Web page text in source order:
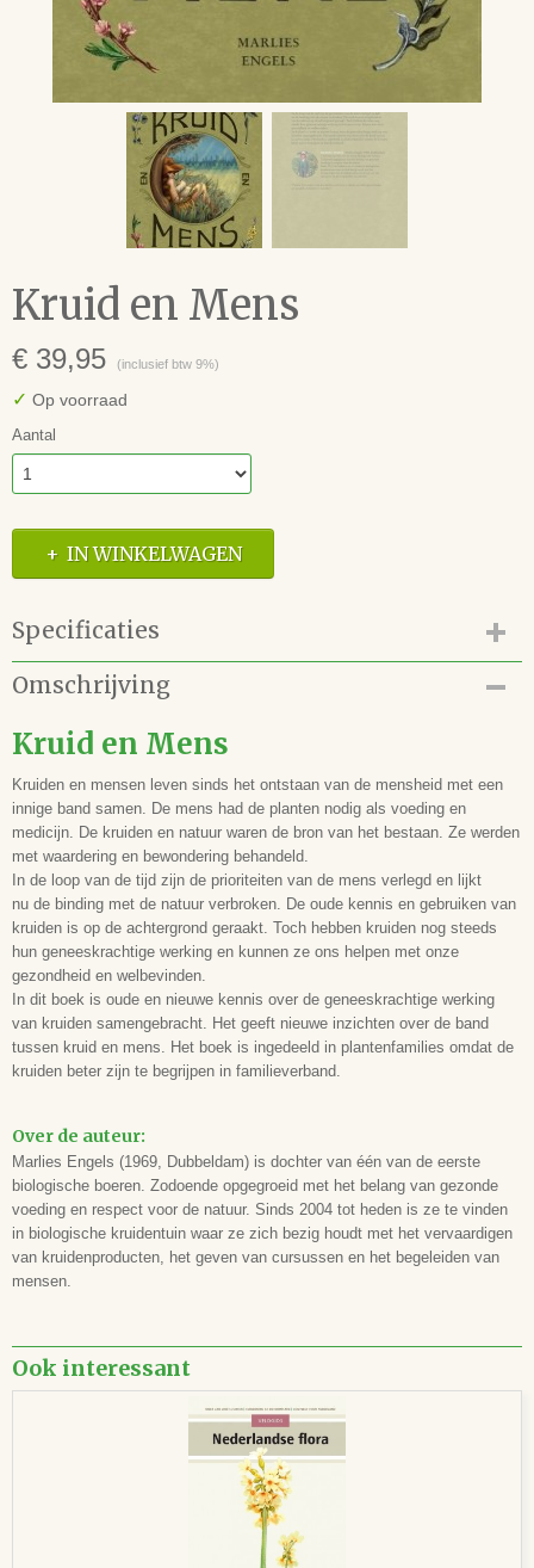
Kruid en Mens
€ 39,95 (inclusief btw 9%)
✓ Op voorraad
Aantal
IN WINKELWAGEN
Specificaties
Productcode
41.191.01
EAN code
9789083200897
Auteur(s)
Marlies Engels
Illustrator(en)
Ilze Links
Vertaling
Uitgever
-
Samenwerking
Druk
4e
Uitvoering
Hardcover, full colour
Formaat
248 x 181 x 41 mm
ISBN
9789083200897
Leeftijd
-
Omschrijving
Kruid en Mens
Kruiden en mensen leven sinds het ontstaan van de mensheid met een
innige band samen. De mens had de planten nodig als voeding en
medicijn. De kruiden en natuur waren de bron van het bestaan. Ze werden
met waardering en bewondering behandeld.
In de loop van de tijd zijn de prioriteiten van de mens verlegd en lijkt
nu de binding met de natuur verbroken. De oude kennis en gebruiken van
kruiden is op de achtergrond geraakt. Toch hebben kruiden nog steeds
hun geneeskrachtige werking en kunnen ze ons helpen met onze
gezondheid en welbevinden.
In dit boek is oude en nieuwe kennis over de geneeskrachtige werking
van kruiden samengebracht. Het geeft nieuwe inzichten over de band
tussen kruid en mens. Het boek is ingedeeld in plantenfamilies omdat de
kruiden beter zijn te begrijpen in familieverband.
Over de auteur:
Marlies Engels (1969, Dubbeldam) is dochter van één van de eerste
biologische boeren. Zodoende opgegroeid met het belang van gezonde
voeding en respect voor de natuur. Sinds 2004 tot heden is ze te vinden
in biologische kruidentuin waar ze zich bezig houdt met het vervaardigen
van kruidenproducten, het geven van cursussen en het begeleiden van
mensen.
Ook interessant